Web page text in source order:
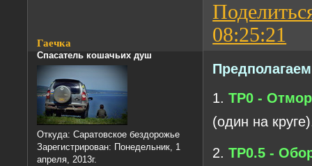
08:25:21
Гаечка
Спасатель кошачьих душ
Откуда: Саратовское бездорожье
Зарегистрирован: Понедельник, 1
апреля, 2013г.
1.ТР0 -
(один на
2.ТР0.5 -